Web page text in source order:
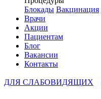
Блокады Вакцинация
Врачи
Акции
Пациентам
Блог
Вакансии
Контакты
ДЛЯ СЛАБОВИДЯЩИХ